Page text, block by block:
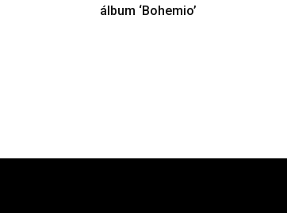
álbum ‘Bohemio’